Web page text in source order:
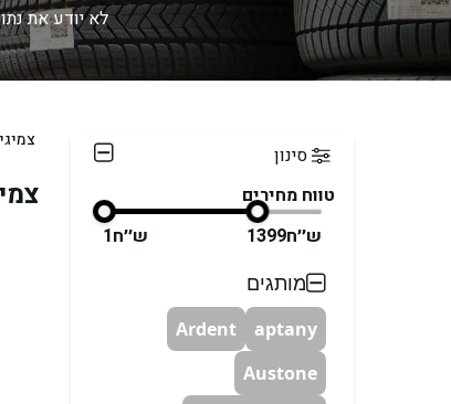
לא יודע את
סינון
טווח מחירים
ש׳׳ח1
ש׳׳ח1399
מותגים
aptany
Ardent
Austone